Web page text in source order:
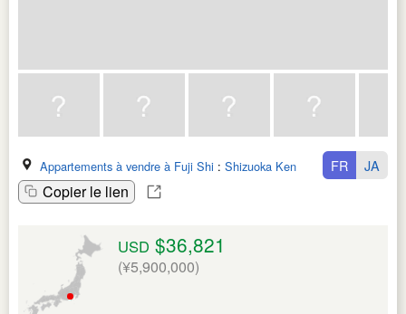
Appartements à vendre à Fuji Shi : Shizuoka Ken
Copier le lien
FR JA
USD $36,821
(¥5,900,000)